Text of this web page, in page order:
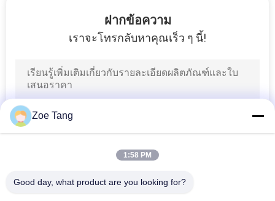
เสาไฟน้ำท่วม
ฝากข้อความ
เราจะโทรกลับหาคุณเร็ว ๆ นี้!
Zoe Tang
1:58 PM
Good day, what product are you looking for?